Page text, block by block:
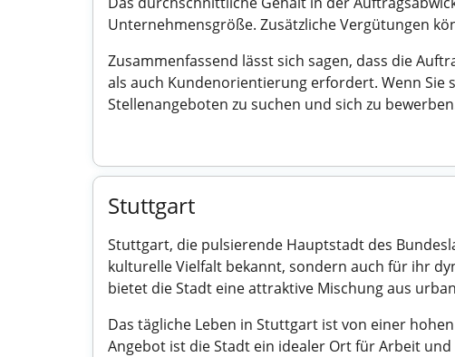
Unternehmensgröße. Zusätzliche Vergütungen
Zusammenfassend lässt sich sagen, dass die
als auch Kundenorientierung erfordert. Wenn Sie
Stellenangeboten zu suchen und sich zu
Stuttgart
Stuttgart, die pulsierende Hauptstadt des
kulturelle Vielfalt bekannt, sondern auch für ihr
bietet die Stadt eine attraktive Mischung aus
Das tägliche Leben in Stuttgart ist von einer
Angebot ist die Stadt ein idealer Ort für Arbeit